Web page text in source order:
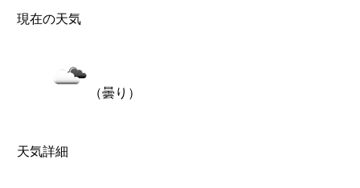
現在の天気
（曇り）
天気詳細